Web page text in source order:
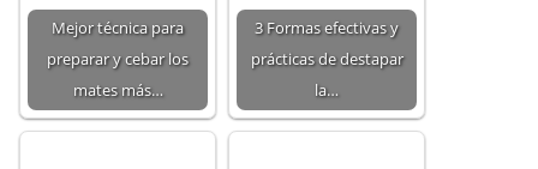
Mejor técnica para
preparar y cebar los
mates más…
3 Formas efectivas y
prácticas de destapar
la…